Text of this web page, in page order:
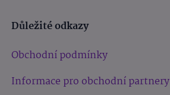
Důležité odkazy
Obchodní podmínky
Informace pro obchodní partnery